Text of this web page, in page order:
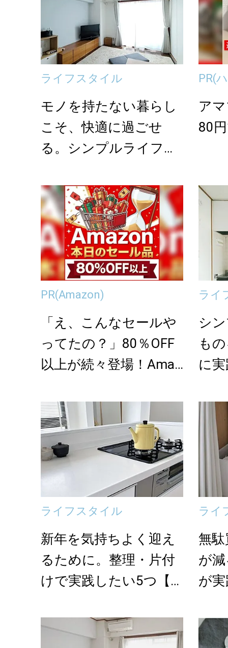
ライフスタイル
モノを持たない暮らし
こそ、快適に過ごせ
る。シンプルライフを
PR(
ア
80
PR(Amazon)
「え、こんなセールや
ってたの？」80％OFF
以上が続々登場！Amaz
ライ
シ
も
に
ライフスタイル
新年を気持ちよく迎え
るために。整理・片付
けで実践したい5つ【2
ライ
無
が
が
な...